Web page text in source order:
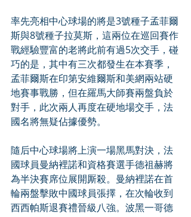
率先亮相中心球場的將是3號種子孟菲爾
斯與8號種子拉莫斯，這兩位在巡回賽作
戰經驗豐富的老將此前有過5次交手，碰
巧的是，其中有三次都發生在本賽季，
孟菲爾斯在印第安維爾斯和美網兩站硬
地賽事戰勝，但在羅馬大師賽兩盤負於
對手，此次兩人再度在硬地場交手，法
國名將無疑佔據優勢。
隨后中心球場將上演一場黑馬對決，法
國球員曼納裡諾和資格賽選手德祖赫將
為半決賽席位展開厮殺。曼納裡諾在首
輪兩盤擊敗中國球員張擇，在次輪收到
西西帕斯退賽禮晉級八強。波黑一哥德